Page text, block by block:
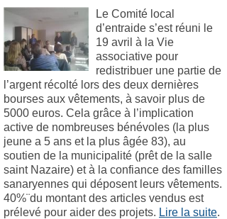
Le Comité local
d’entraide s’est réuni le
19 avril à la Vie
associative pour
redistribuer une partie de
l’argent récolté lors des deux dernières
bourses aux vêtements, à savoir plus de
5000 euros. Cela grâce à l’implication
active de nombreuses bénévoles (la plus
jeune a 5 ans et la plus âgée 83), au
soutien de la municipalité (prêt de la salle
saint Nazaire) et à la confiance des familles
sanaryennes qui déposent leurs vêtements.
40%¨du montant des articles vendus est
prélevé pour aider des projets. Lire la suite.